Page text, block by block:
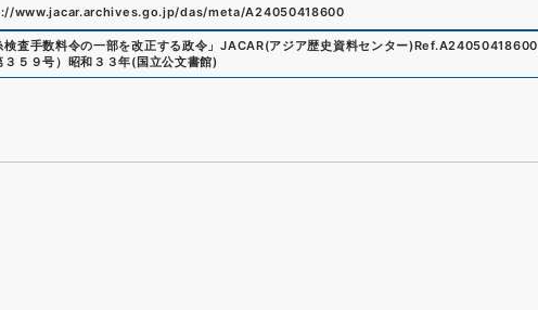
www.jacar.archives.go.jp/das/meta/A24050418600
検査手数料令の一部を改正する政令 」JACAR(アジア歴史資料センター)Ref.A24050418600
３５９号）昭和３３年(国立公文書館)